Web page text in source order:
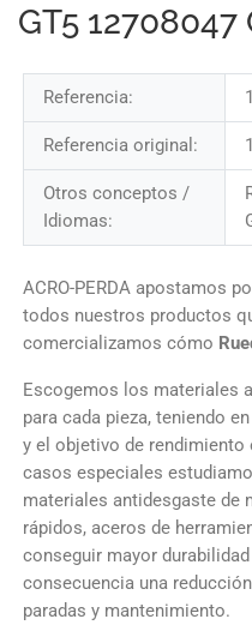
GT5 12708047
Referencia:
Referencia original:
Otros conceptos /
Idiomas:
ACRO-PERDA apostamos
todos nuestros productos
comercializamos cómo
Escogemos los materiales
para cada pieza, teniendo
y el objetivo de rendimiento
casos especiales
materiales antidesgaste de
rápidos, aceros de
conseguir mayor
consecuencia una
paradas y mantenimiento.